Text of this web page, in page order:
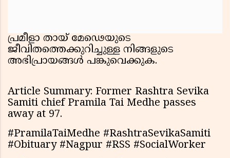
പ്രമീളാ തായ് മേഢെയുടെ
ജീവിതത്തെക്കുറിച്ചുള്ള നിങ്ങളുടെ
അഭിപ്രായങ്ങൾ പങ്കുവെക്കുക.
Article Summary: Former Rashtra Sevika
Samiti chief Pramila Tai Medhe passes
away at 97.
#PramilaTaiMedhe #RashtraSevikaSamiti
#Obituary #Nagpur #RSS #SocialWorker